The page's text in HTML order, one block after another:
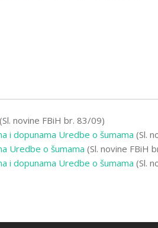
(Sl. novine FBiH br. 83/09)
i dopunama Uredbe o šumama (Sl.
Uredbe o šumama (Sl. novine FBiH
i dopunama Uredbe o šumama (Sl.